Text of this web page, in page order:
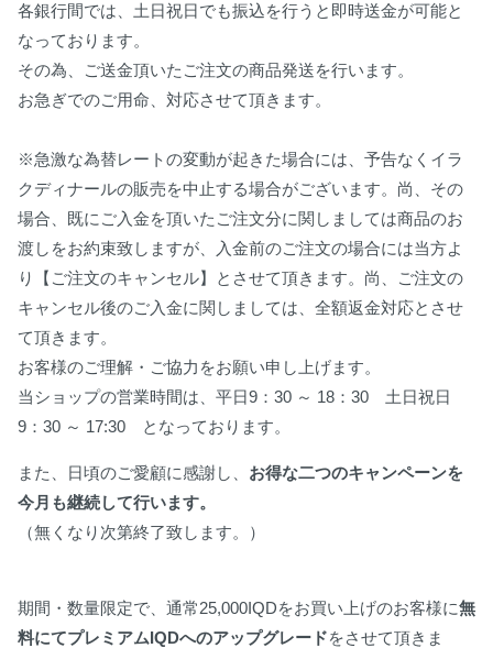
各銀行間では、土日祝日でも振込を行うと即時送金が可能と
なっております。
その為、ご送金頂いたご注文の商品発送を行います。
お急ぎでのご用命、対応させて頂きます。
※急激な為替レートの変動が起きた場合には、予告なくイラ
クディナールの販売を中止する場合がございます。尚、その
場合、既にご入金を頂いたご注文分に関しましては商品のお
渡しをお約束致しますが、入金前のご注文の場合には当方よ
り【ご注文のキャンセル】とさせて頂きます。尚、ご注文の
キャンセル後のご入金に関しましては、全額返金対応とさせ
て頂きます。
お客様のご理解・ご協力をお願い申し上げます。
当ショップの営業時間は、平日9：30 ～ 18：30 土日祝日
9：30 ～ 17:30 となっております。
また、日頃のご愛顧に感謝し、 お得な二つのキャンペーンを
今月も継続して行います。
（無くなり次第終了致します。）
期間・数量限定で、通常25,000IQDをお買い上げのお客様に無
料にてプレミアムIQDへのアップグレードをさせて頂きま